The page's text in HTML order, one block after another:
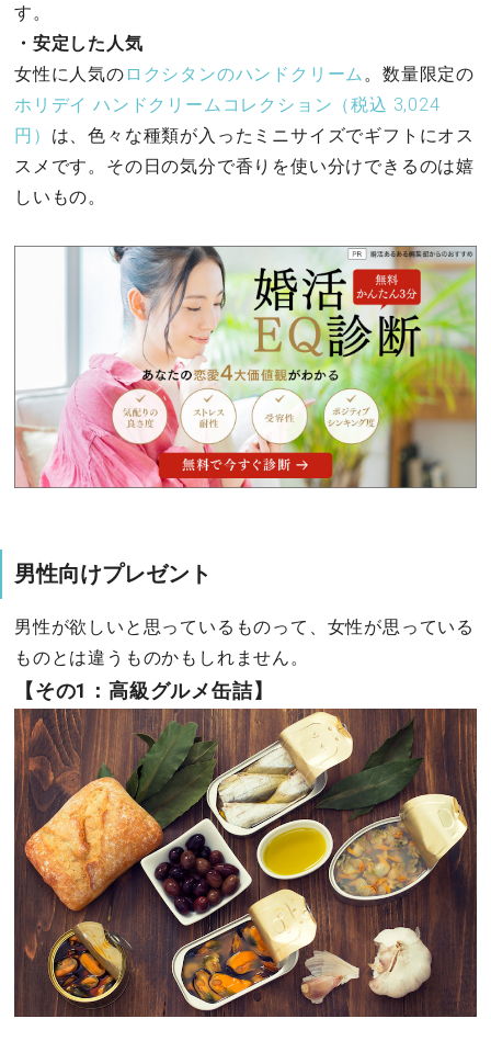
す。
・安定した人気
女性に人気の ロクシタンのハンドクリーム。数量限定の
ホリデイ ハンドクリームコレクション（税込 3,024
円） は、色々な種類が入ったミニサイズでギフトにオス
スメです。その日の気分で香りを使い分けできるのは嬉
しいもの。
男性向けプレゼント
男性が欲しいと思っているものって、女性が思っている
ものとは違うものかもしれません。
【その1：高級グルメ缶詰】